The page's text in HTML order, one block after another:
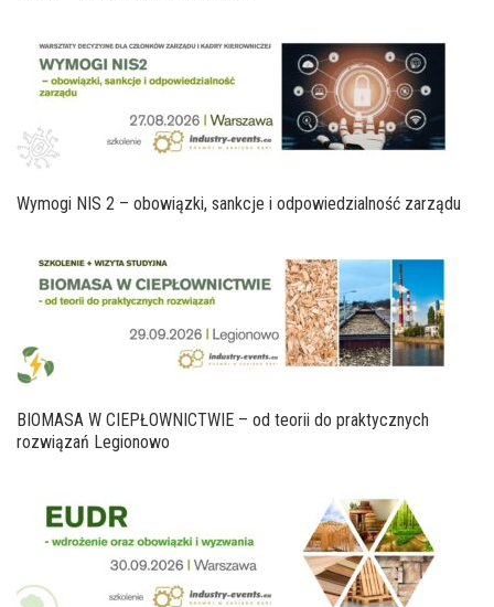
Wymogi NIS 2 – obowiązki, sankcje i odpowiedzialność zarządu
BIOMASA W CIEPŁOWNICTWIE – od teorii do praktycznych
rozwiązań Legionowo